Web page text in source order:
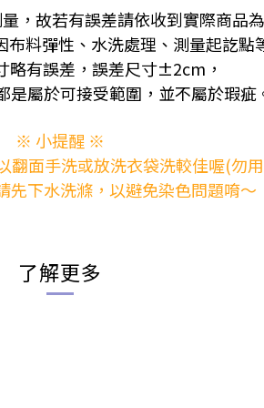
，故若有誤差請依收到實際商品
料彈性、水洗處理、測量起訖點
略有誤差，誤差尺寸±2cm，
是屬於可接受範圍，並不屬於瑕疵
※ 小提醒 ※
翻面手洗或放洗衣袋洗較佳喔(勿
先下水洗滌，以避免染色問題唷～
了解更多